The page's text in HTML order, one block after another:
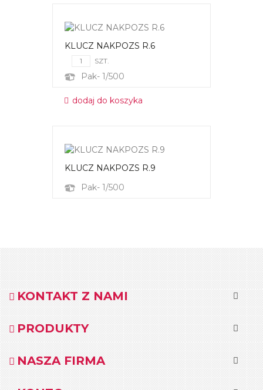
KLUCZ NAKPOZS R.6
SZT.
Pak- 1/500
dodaj do koszyka
KLUCZ NAKPOZS R.9
Pak- 1/500
KONTAKT Z NAMI
PRODUKTY
NASZA FIRMA